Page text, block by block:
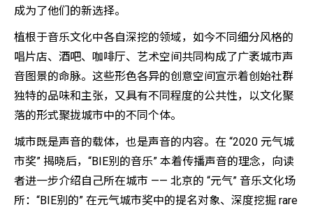
成为了他们的新选择。
植根于音乐文化中各自深挖的领域，如今不同细分风格的
唱片店、酒吧、咖啡厅、艺术空间共同构成了广袤城市声
音图景的命脉。这些形色各异的创意空间宣示着创始社群
独特的品味和主张，又具有不同程度的公共性，以文化聚
落的形式聚拢城市中的不同个体。
城市既是声音的载体，也是声音的内容。在 “2020 元气城
市奖” 揭晓后，“BIE别的音乐” 本着传播声音的理念，向读
者进一步介绍自己所在城市 —— 北京的 “元气” 音乐文化场
所：“BIE别的” 在元气城市奖中的提名对象、深度挖掘 rare